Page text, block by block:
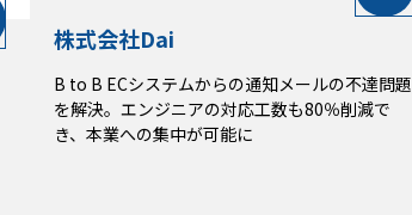
株式会社Dai
B to B ECシステムからの通知メールの不達問題
を解決。エンジニアの対応工数も80％削減で
き、本業への集中が可能に
株式会社Dai
B to B ECシステムからの通知メールの不達問題
を解決。エンジニアの対応工数も80％削減で
き、本業への集中が可能に